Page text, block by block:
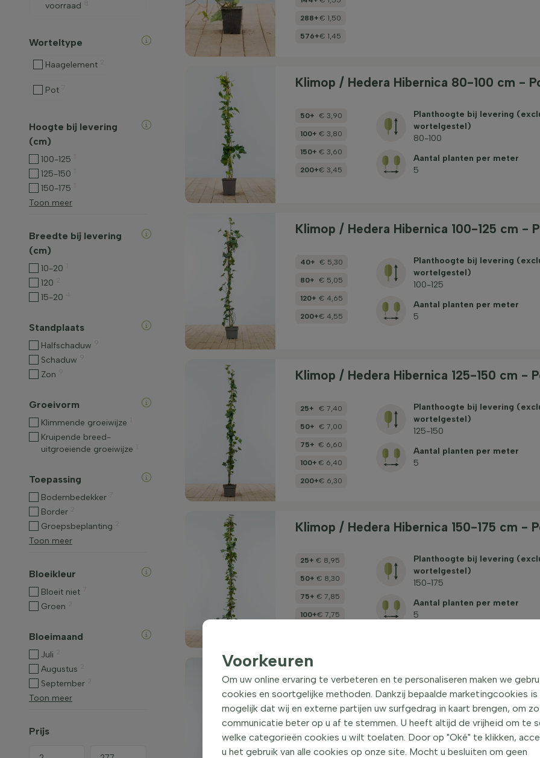
voorraad
Worteltype
Haagelement
Pot
Hoogte bij levering
(cm)
100-125
125-150
150-175
Toon meer
Breedte bij levering
(cm)
10-20
120
15-20
Standplaats
Halfschaduw
Schaduw
Zon
Groeivorm
Klimmende groeiwijze
Kruipende breed-
uitgroeiende groeiwijze
Toepassing
Bodembedekker
Border
Groepsbeplanting
Toon meer
Bloeikleur
Bloeit niet
Groen
Bloeimaand
Juli
Augustus
September
Toon meer
Prijs
288+€ 1,50
576+€ 1,45
Klimop / Hedera Hibernica 80-100 cm -
50+ € 3,90
100+ € 3,80
150+ € 3,60
200+€ 3,45
Planthoogte bij levering
wortelgestel)
80-100
Aantal planten per meter
5
Klimop / Hedera Hibernica 100-125 cm -
40+ € 5,30
80+ € 5,05
120+ € 4,65
200+€ 4,55
Planthoogte bij levering
wortelgestel)
100-125
Aantal planten per meter
5
Klimop / Hedera Hibernica 125-150 cm -
25+ € 7,40
50+ € 7,00
75+ € 6,60
100+ € 6,40
200+€ 6,30
Planthoogte bij levering
wortelgestel)
125-150
Aantal planten per meter
5
Klimop / Hedera Hibernica 150-175 cm -
25+ € 8,95
50+ € 8,30
75+ € 7,85
100+€ 7,75
Planthoogte bij levering
wortelgestel)
150-175
Aantal planten per meter
5
Klimop / Hedera Hibernica 175-200 cm -
25+€ 11,60
50+€ 11,00
Planthoogte bij levering
wortelgestel)
175-200
Aantal planten per meter
Voorkeuren
Om uw online ervaring te verbeteren en te personaliseren maken we
cookies en soortgelijke methoden. Dankzij bepaalde marketingcookies is
mogelijk dat wij en externe partijen uw surfgedrag in kaart brengen, om
communicatie beter op u af te stemmen. U heeft altijd de vrijheid om te
welke categorieën cookies u wilt toelaten. Door op "Oké" te klikken,
u het gebruik van alle cookies op onze site. Mocht u besluiten om geen